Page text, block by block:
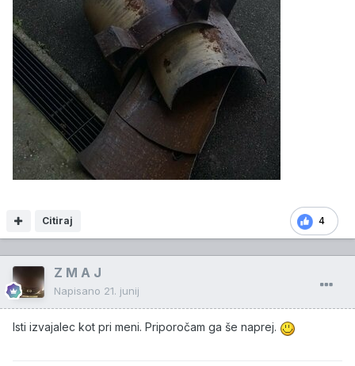
4
Citiraj
Z M A J
Napisano 21. junij
Isti izvajalec kot pri meni. Priporočam ga še naprej.